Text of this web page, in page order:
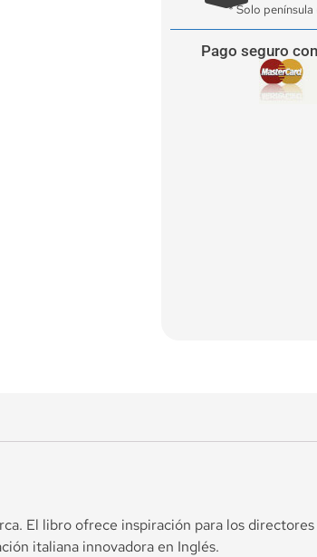
* Solo
Pago seguro
El libro ofrece inspiración para los
italiana innovadora en Inglés.